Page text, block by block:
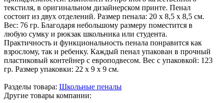
текстиля, в оригинальном дизайнерском принте. Пенал
состоит из двух отделений. Размер пенала: 20 х 8,5 х 8,5 см.
Вес: 76 гр. Благодаря небольшому размеру поместится в
любую сумку и рюкзак школьника или студента.
Практичность и функциональность пенала понравится как
взрослому, так и ребенку. Каждый пенал упакован в прочный
пластиковый контейнер с европодвесом. Вес с упаковкой: 123
гр. Размер упаковки: 22 х 9 х 9 см.
Разделы товара: Школьные пеналы
Другие товары компании: